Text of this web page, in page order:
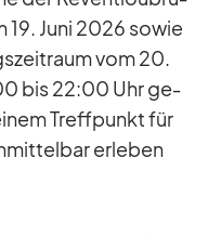
Juni 2026 so­wie
vom 20.
bis 22:00 Uhr ge­
Treff­punkt für
er­le­ben